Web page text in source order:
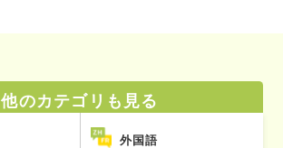
他のカテゴリも見る
外国語